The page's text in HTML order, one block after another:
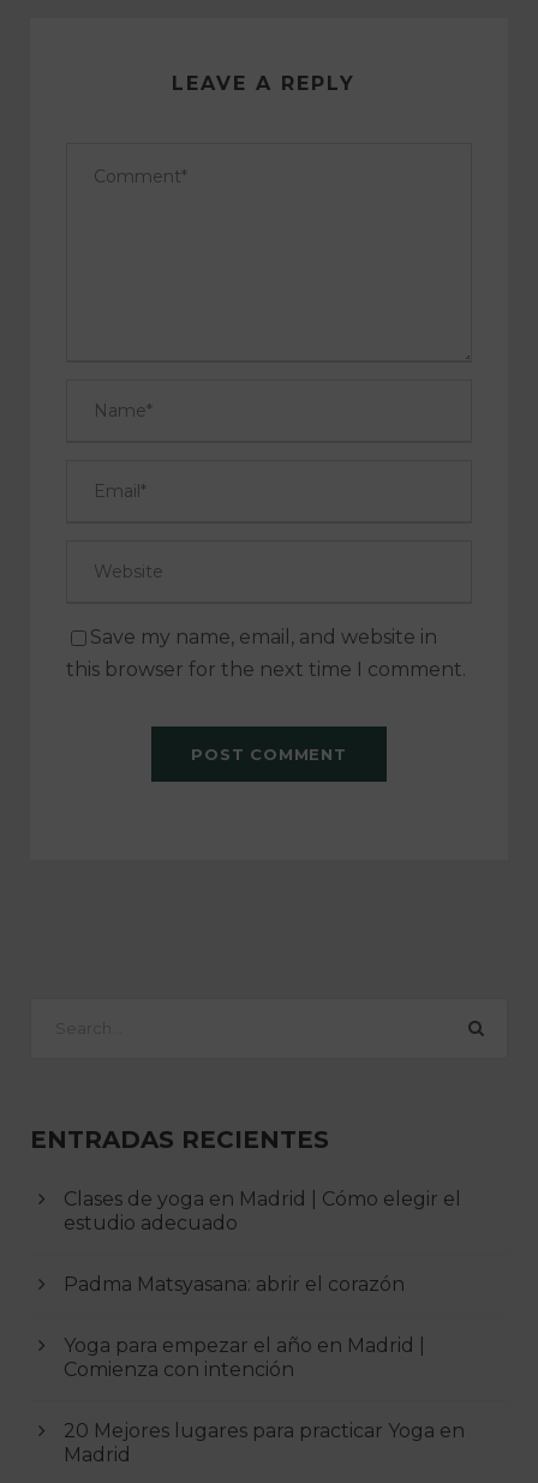
LEAVE A REPLY
Save my name, email, and website in
this browser for the next time I comment.
ENTRADAS RECIENTES
Clases de yoga en Madrid | Cómo elegir el
estudio adecuado
Padma Matsyasana: abrir el corazón
Yoga para empezar el año en Madrid |
Comienza con intención
20 Mejores lugares para practicar Yoga en
Madrid